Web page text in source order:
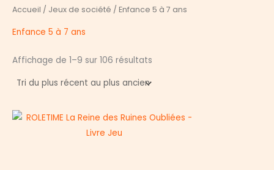
Accueil / Jeux de société / Enfance 5 à 7 ans
Enfance 5 à 7 ans
Affichage de 1–9 sur 106 résultats